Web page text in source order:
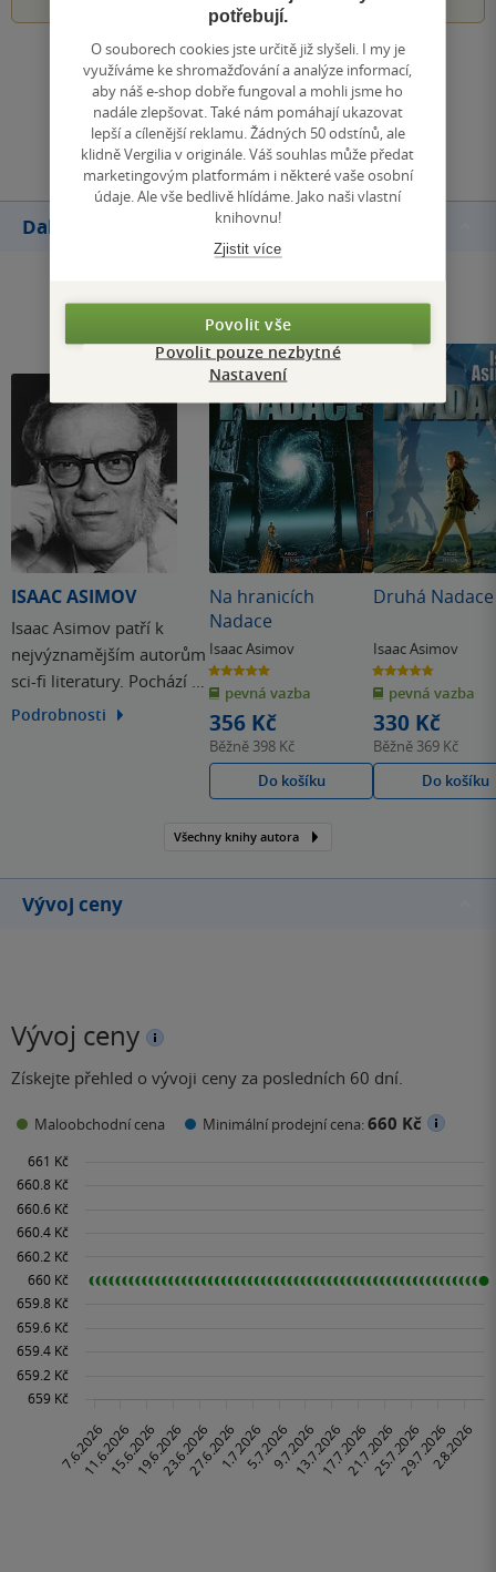
Zobrazit všechna hodnocení
Přidat hodnocení
Další knihy autora
ISAAC ASIMOV
Isaac Asimov patří k
nejvýznamějším autorům
sci-fi literatury. Pochází z
Ruska, ale celý život
nejznámějším díle je série
Podrobnosti
Na hranicích
Nadace
Isaac Asimov
5.0
z
5
hvězdiček
pevná vazba
356 Kč
Běžně 398 Kč
Do košíku
Druhá Nadace
Isaac Asimov
4.8
z
5
hvězdiček
pevná vazba
330 Kč
Běžně 369 Kč
Do košíku
Všechny knihy autora
Vývoj ceny
Vývoj ceny
Získejte přehled o vývoji ceny za posledních 60 dní.
Maloobchodní cena Minimální prodejní cena:660 Kč
potřebují.
O souborech cookies jste určitě již slyšeli. I my je
využíváme ke shromažďování a analýze informací,
aby náš e-shop dobře fungoval a mohli jsme ho
nadále zlepšovat. Také nám pomáhají ukazovat
lepší a cílenější reklamu. Žádných 50 odstínů, ale
klidně Vergilia v originále. Váš souhlas může předat
marketingovým platformám i některé vaše osobní
údaje. Ale vše bedlivě hlídáme. Jako naši vlastní
knihovnu!
Zjistit více
Povolit vše
Povolit pouze nezbytné
Nastavení